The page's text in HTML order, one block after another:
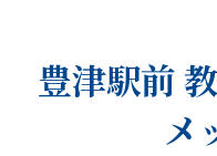
豊津駅前
メ